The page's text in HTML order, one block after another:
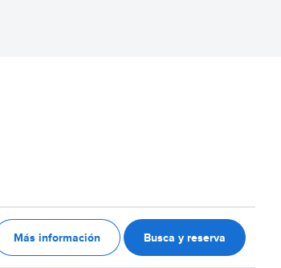
Más información Busca y reserva